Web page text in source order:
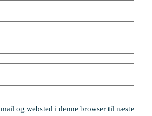
og websted i denne browser til næste